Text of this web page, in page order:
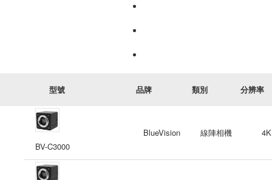
型號 品牌 類別 分辨率
BV-C3000
BlueVision 線陣相機 4K